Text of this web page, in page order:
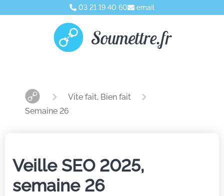
03 21 19 40 60 email
Soumettre.fr
Vite fait, Bien fait
Semaine 26
Veille SEO 2025,
semaine 26